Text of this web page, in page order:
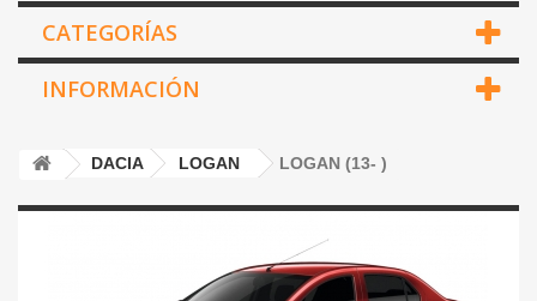
CATEGORÍAS
INFORMACIÓN
DACIA LOGAN LOGAN (13- )